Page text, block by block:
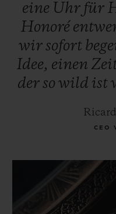
eine Uhr für
Honoré
wirsofort
Idee, einen
derso wild ist
CEO